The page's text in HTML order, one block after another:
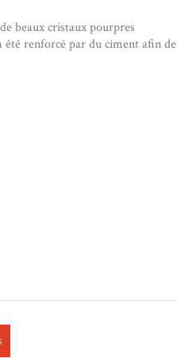
beaux cristaux pourpres
été renforcé par du ciment afin de